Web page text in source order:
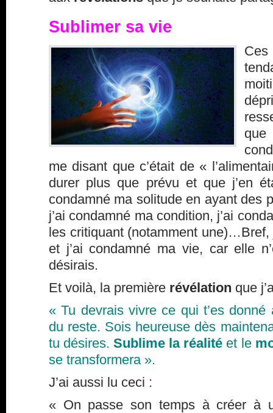
Sublimer sa vie
Ces
me disant que c’était de «
durer plus que prévu et que j’en
condamné ma solitude en ayant des
j’ai condamné ma condition, j’ai
les critiquant (notamment une)…Bref,
et j’ai condamné ma vie, car elle
désirais.
Et voilà, la première révélation que
« Tu devrais vivre ce qui t’es
du reste. Sois heureuse dès
tu désires.Sublime la réalité et le
se transformera ».
J’ai aussi lu ceci :
« On passe son temps à créer à